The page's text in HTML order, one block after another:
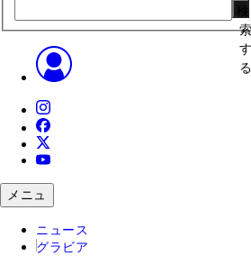
す
る
メニュ
ニュース
グラビア